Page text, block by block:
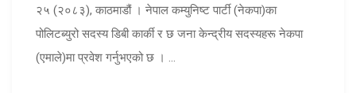
२५ (२०८३), काठमाडौं । नेपाल कम्युनिष्ट पार्टी (नेकपा)का
पोलिटब्युरो सदस्य डिबी कार्की र छ जना केन्द्रीय सदस्यहरू नेकपा
(एमाले)मा प्रवेश गर्नुभएको छ । ...